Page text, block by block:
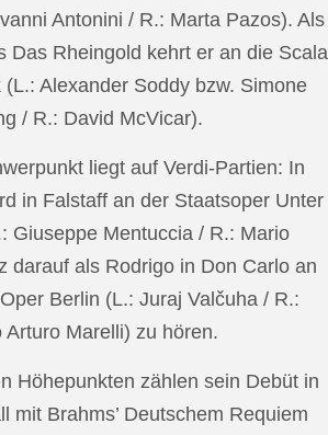
Antonini / R.: Marta Pazos). Als
Das Rheingold kehrt er an die Scala
Alexander Soddy bzw. Simone
/ R.: David McVicar).
liegt auf Verdi-Partien: In
in Falstaff an der Staatsoper Unter
Giuseppe Mentuccia / R.: Mario
darauf als Rodrigo in Don Carlo an
Berlin (L.: Juraj Valčuha / R.:
Arturo Marelli) zu hören.
Höhepunkten zählen sein Debüt in
mit Brahms’ Deutschem Requiem